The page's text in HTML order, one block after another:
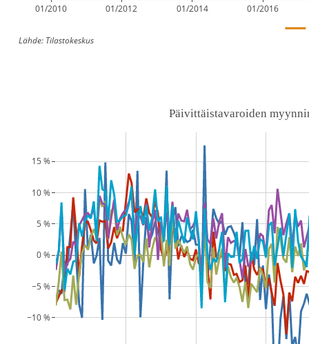
01/2010 01/2012 01/2014 01/2016
Lähde: Tilastokeskus
−10 %
−5 %
0 %
5 %
10 %
15 %
Päivittäistavaroiden